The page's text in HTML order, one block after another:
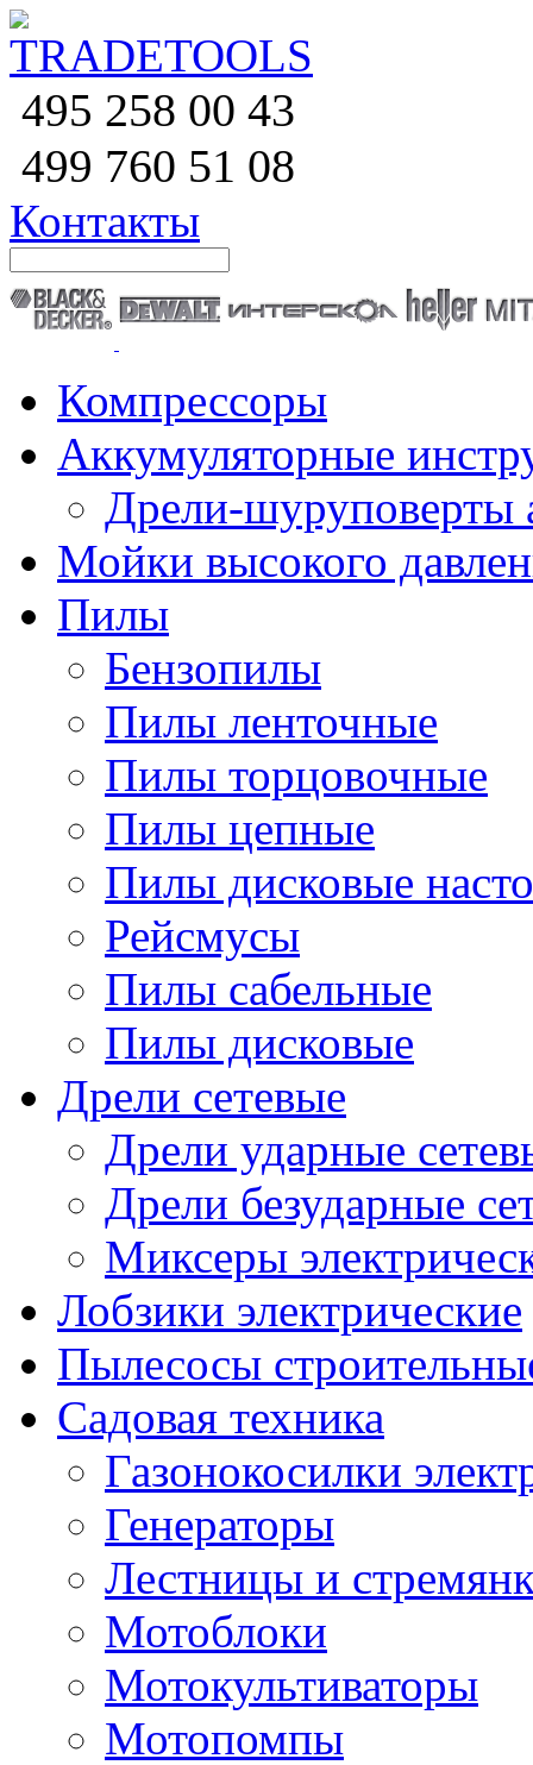
495 258 00 43
499 760 51 08
Контакты
Компрессоры
Аккумуляторные
Дрели-шуруповерты
Мойки высокого
Пилы
Бензопилы
Пилы ленточные
Пилы торцовочные
Пилы цепные
Пилы дисковые
Рейсмусы
Пилы сабельные
Пилы дисковые
Дрели сетевые
Дрели ударные
Дрели безударные
Миксеры
Лобзики электрические
Пылесосы
Садовая техника
Газонокосилки
Генераторы
Лестницы и
Мотоблоки
Мотокультиваторы
Мотопомпы